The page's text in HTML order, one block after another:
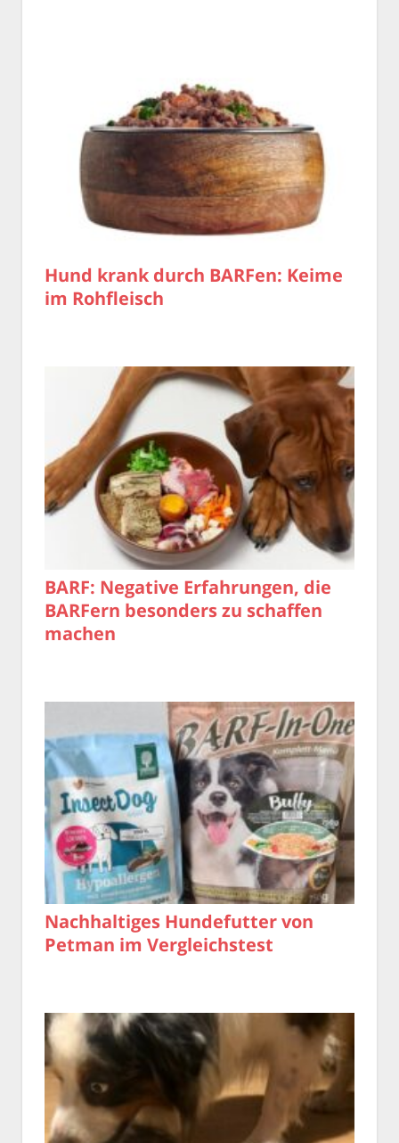
Hund krank durch BARFen: Keime
im Rohfleisch
BARF: Negative Erfahrungen, die
BARFern besonders zu schaffen
machen
Nachhaltiges Hundefutter von
Petman im Vergleichstest